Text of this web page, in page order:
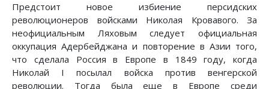
Предстоит новое избиение персидских
революционеров войсками Николая Кровавого. За
неофициальным Ляховым следует официальная
оккупация Адербейджана и повторение в Азии того,
что сделала Россия в Европе в 1849 году, когда
Николай I посылал войска против венгерской
революции. Тогда была еще в Европе среди